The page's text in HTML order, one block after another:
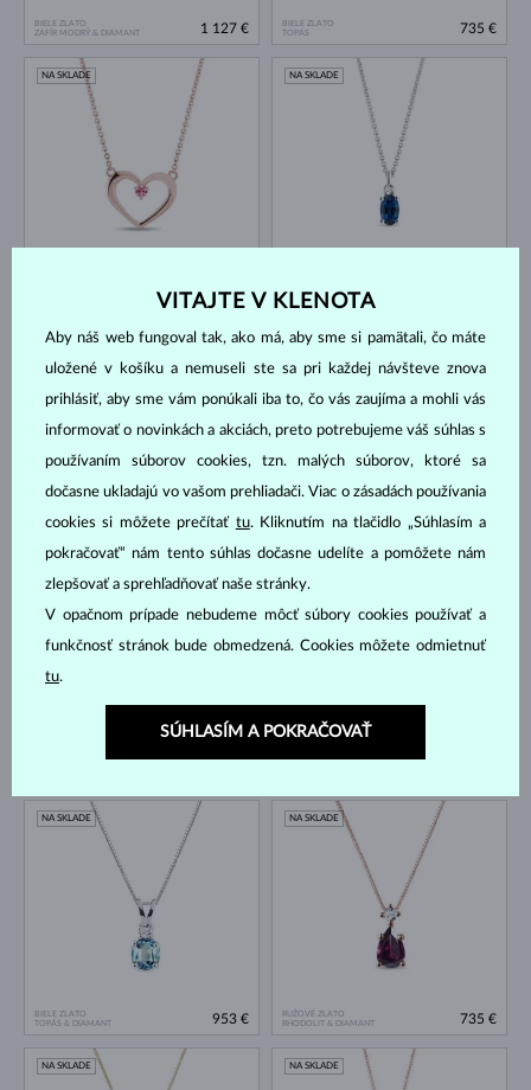
BIELE ZLATO
ZAFÍR MODRÝ & DIAMANT
1 127 €
BIELE ZLATO
TOPÁS
735 €
NA SKLADE NA SKLADE
BIELE ZLATO
TOPÁS
735 €
BIELE ZLATO
TOPÁS & DIAMANT
1 040 €
BIELE ZLATO
TOPÁS & DIAMANT
NA SKLADE
953 €
RUŽOVÉ ZLATO
RHODOLIT & DIAMANT
NA SKLADE
735 €
NA SKLADE NA SKLADE
VITAJTE V KLENOTA
Aby náš web fungoval tak, ako má, aby sme si pamätali, čo máte
uložené v košíku a nemuseli ste sa pri každej návšteve znova
prihlásiť, aby sme vám ponúkali iba to, čo vás zaujíma a mohli vás
informovať o novinkách a akciách, preto potrebujeme váš súhlas s
používaním súborov cookies, tzn. malých súborov, ktoré sa
dočasne ukladajú vo vašom prehliadači. Viac o zásadách používania
cookies si môžete prečítať tu. Kliknutím na tlačidlo „Súhlasím a
pokračovať“ nám tento súhlas dočasne udelíte a pomôžete nám
zlepšovať a sprehľadňovať naše stránky.
V opačnom prípade nebudeme môcť súbory cookies používať a
funkčnosť stránok bude obmedzená. Cookies môžete odmietnuť
tu.
SÚHLASÍM A POKRAČOVAŤ